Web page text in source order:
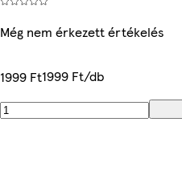
Még nem érkezett értékelés
1999 Ft1999 Ft/db